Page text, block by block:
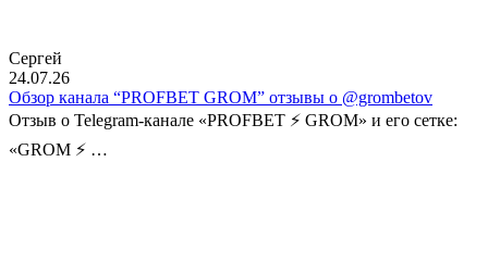
Сергей
24.07.26
Обзор канала “PROFBET GROM” отзывы о @grombetov
Отзыв о Telegram-канале «PROFBET ⚡️ GROM» и его сетке:
«GROM ⚡️ …